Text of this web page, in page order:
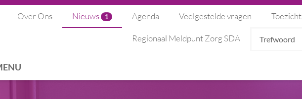
Over Ons Nieuws 1 Agenda Veelgestelde vragen Toezicht
Regionaal Meldpunt Zorg SDA Trefwoord